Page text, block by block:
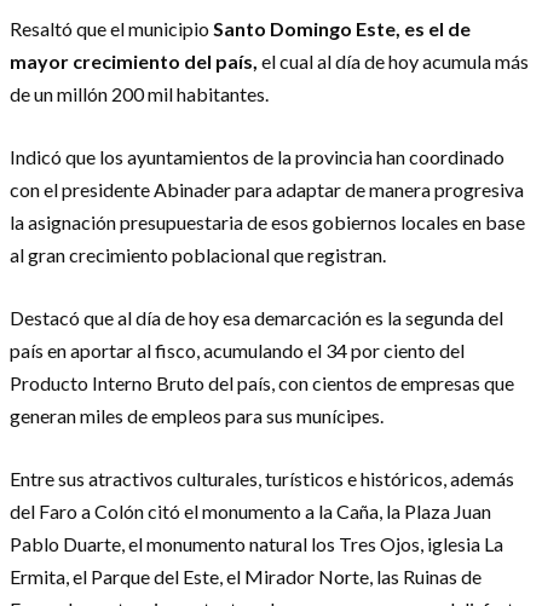
Resaltó que el municipioSanto Domingo Este, es el de
mayor crecimiento del país, el cual al día de hoy acumula más
de un millón 200 mil habitantes.
Indicó que los ayuntamientos de la provincia han coordinado
con el presidente Abinader para adaptar de manera progresiva
la asignación presupuestaria de esos gobiernos locales en base
al gran crecimiento poblacional que registran.
Destacó que al día de hoy esa demarcación es la segunda del
país en aportar al fisco, acumulando el 34 por ciento del
Producto Interno Bruto del país, con cientos de empresas que
generan miles de empleos para sus munícipes.
Entre sus atractivos culturales, turísticos e históricos, además
del Faro a Colón citó el monumento a la Caña, la Plaza Juan
Pablo Duarte, el monumento natural los Tres Ojos, iglesia La
Ermita, el Parque del Este, el Mirador Norte, las Ruinas de